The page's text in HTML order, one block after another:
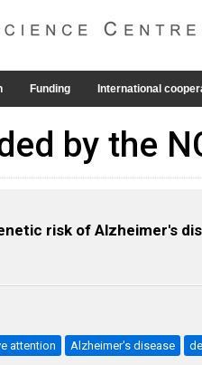
Funding International
by the
risk of Alzheimer's
attention Alzheimer's disease